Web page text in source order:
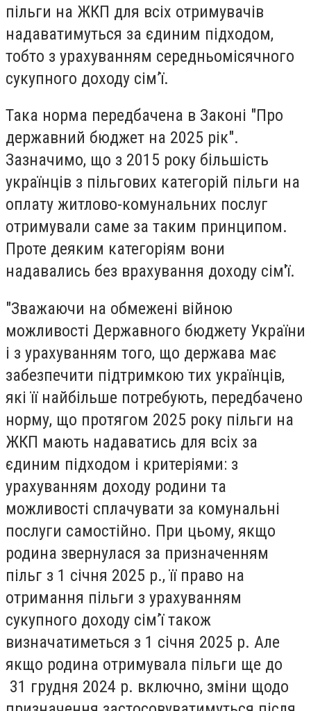
пільги на ЖКП для всіх отримувачів
надаватимуться за єдиним підходом,
тобто з урахуванням середньомісячного
сукупного доходу сім’ї.
Така норма передбачена в Законі "Про
державний бюджет на 2025 рік".
Зазначимо, що з 2015 року більшість
українців з пільгових категорій пільги на
оплату житлово-комунальних послуг
отримували саме за таким принципом.
Проте деяким категоріям вони
надавались без врахування доходу сім'ї.
"Зважаючи на обмежені війною
можливості Державного бюджету України
і з урахуванням того, що держава має
забезпечити підтримкою тих українців,
які її найбільше потребують, передбачено
норму, що протягом 2025 року пільги на
ЖКП мають надаватись для всіх за
єдиним підходом і критеріями: з
урахуванням доходу родини та
можливості сплачувати за комунальні
послуги самостійно. При цьому, якщо
родина звернулася за призначенням
пільг з 1 січня 2025 р., її право на
отримання пільги з урахуванням
сукупного доходу сім’ї також
визначатиметься з 1 січня 2025 р. Але
якщо родина отримувала пільги ще до
31 грудня 2024 р. включно, зміни щодо